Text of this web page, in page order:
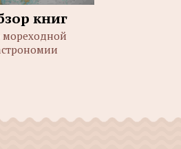
книг
мореходной